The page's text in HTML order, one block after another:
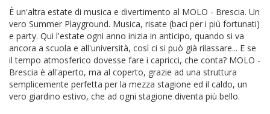
È un'altra estate di musica e divertimento al MOLO - Brescia. Un
vero Summer Playground. Musica, risate (baci per i più fortunati)
e party. Qui l'estate ogni anno inizia in anticipo, quando si va
ancora a scuola e all'università, così ci si può già rilassare... E se
il tempo atmosferico dovesse fare i capricci, che conta? MOLO -
Brescia è all'aperto, ma al coperto, grazie ad una struttura
semplicemente perfetta per la mezza stagione ed il caldo, un
vero giardino estivo, che ad ogni stagione diventa più bello.